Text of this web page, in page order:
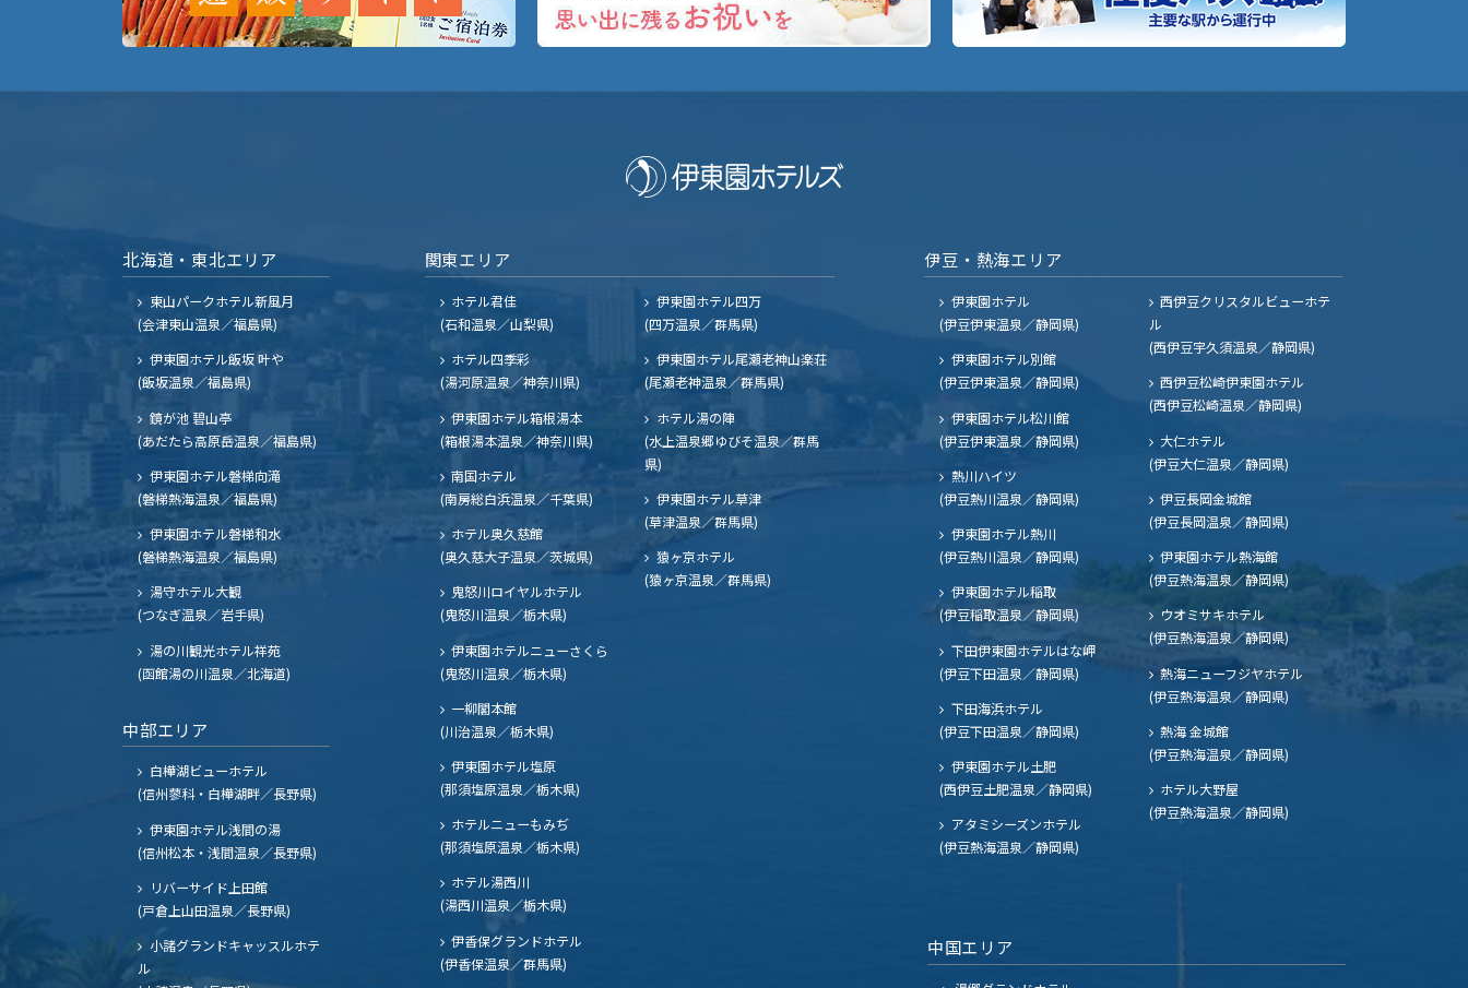
北海道・東北エリア
東山パークホテル新風月
(会津東山温泉／福島県)
伊東園ホテル飯坂 叶や
(飯坂温泉／福島県)
鏡が池 碧山亭
(あだたら高原岳温泉／福島県)
伊東園ホテル磐梯向滝
(磐梯熱海温泉／福島県)
伊東園ホテル磐梯和水
(磐梯熱海温泉／福島県)
湯守ホテル大観
(つなぎ温泉／岩手県)
湯の川観光ホテル祥苑
(函館湯の川温泉／北海道)
中部エリア
白樺湖ビューホテル
(信州蓼科・白樺湖畔／長野県)
伊東園ホテル浅間の湯
(信州松本・浅間温泉／長野県)
リバーサイド上田館
(戸倉上山田温泉／長野県)
小諸グランドキャッスルホテ
ル
関東エリア
ホテル君佳
(石和温泉／山梨県)
ホテル四季彩
(湯河原温泉／神奈川県)
伊東園ホテル箱根湯本
(箱根湯本温泉／神奈川県)
南国ホテル
(南房総白浜温泉／千葉県)
ホテル奥久慈館
(奥久慈大子温泉／茨城県)
鬼怒川ロイヤルホテル
(鬼怒川温泉／栃木県)
伊東園ホテルニューさくら
(鬼怒川温泉／栃木県)
一柳閣本館
(川治温泉／栃木県)
伊東園ホテル塩原
(那須塩原温泉／栃木県)
ホテルニューもみぢ
(那須塩原温泉／栃木県)
ホテル湯西川
(湯西川温泉／栃木県)
伊香保グランドホテル
(伊香保温泉／群馬県)
伊東園ホテル四万
(四万温泉／群馬県)
伊東園ホテル尾瀬老神山楽荘
(尾瀬老神温泉／群馬県)
ホテル湯の陣
(水上温泉郷ゆびそ温泉／群馬
県)
伊東園ホテル草津
(草津温泉／群馬県)
猿ヶ京ホテル
(猿ヶ京温泉／群馬県)
伊豆・熱海エリア
伊東園ホテル
(伊豆伊東温泉／静岡県)
伊東園ホテル別館
(伊豆伊東温泉／静岡県)
伊東園ホテル松川館
(伊豆伊東温泉／静岡県)
熱川ハイツ
(伊豆熱川温泉／静岡県)
伊東園ホテル熱川
(伊豆熱川温泉／静岡県)
伊東園ホテル稲取
(伊豆稲取温泉／静岡県)
下田伊東園ホテルはな岬
(伊豆下田温泉／静岡県)
下田海浜ホテル
(伊豆下田温泉／静岡県)
伊東園ホテル土肥
(西伊豆土肥温泉／静岡県)
西伊豆クリスタルビューホテ
ル
(西伊豆宇久須温泉／静岡県)
西伊豆松崎伊東園ホテル
(西伊豆松崎温泉／静岡県)
大仁ホテル
(伊豆大仁温泉／静岡県)
伊豆長岡金城館
(伊豆長岡温泉／静岡県)
伊東園ホテル熱海館
(伊豆熱海温泉／静岡県)
ウオミサキホテル
(伊豆熱海温泉／静岡県)
熱海ニューフジヤホテル
(伊豆熱海温泉／静岡県)
熱海 金城館
(伊豆熱海温泉／静岡県)
ホテル大野屋
(伊豆熱海温泉／静岡県)
アタミシーズンホテル
(伊豆熱海温泉／静岡県)
中国エリア